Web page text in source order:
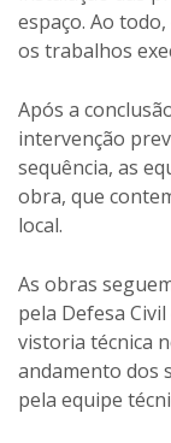
espaço. Ao
os trabalhos
Após a
intervenção
sequência, as
obra, que
local.
As obras
pela Defesa
vistoria técnica
andamento dos
pela equipe